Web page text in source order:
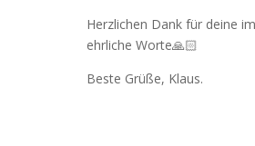
Herzlichen Dank für deine
ehrliche Worte🙏🏻
Beste Grüße, Klaus.